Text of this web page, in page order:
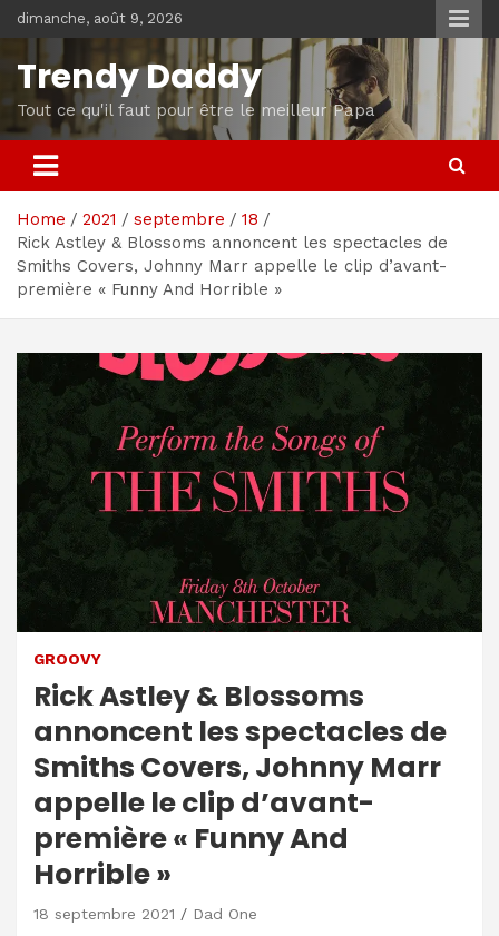
Skip
to
content
dimanche, août 9, 2026
Trendy Daddy
Tout ce qu'il faut pour être le meilleur Papa
Home 2021 septembre
18
Rick Astley & Blossoms annoncent les spectacles de
Smiths Covers, Johnny Marr appelle le clip d’avant-
première « Funny And Horrible »
GROOVY
Rick Astley & Blossoms
annoncent les spectacles de
Smiths Covers, Johnny Marr
appelle le clip d’avant-
première « Funny And
Horrible »
18 septembre 2021 Dad One